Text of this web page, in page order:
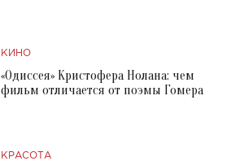
КИНО
«Одиссея» Кристофера Нолана: чем
фильм отличается от поэмы Гомера
КРАСОТА